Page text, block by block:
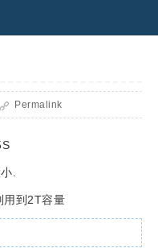
Permalink
.
用到2T容量